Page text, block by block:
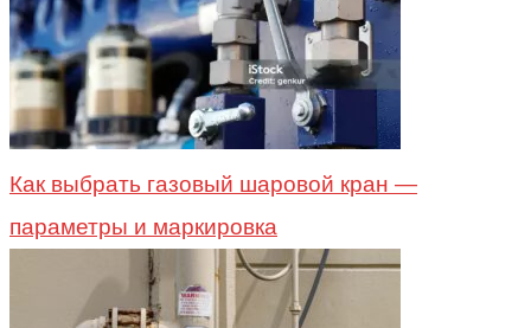
Как выбрать газовый шаровой кран —
параметры и маркировка